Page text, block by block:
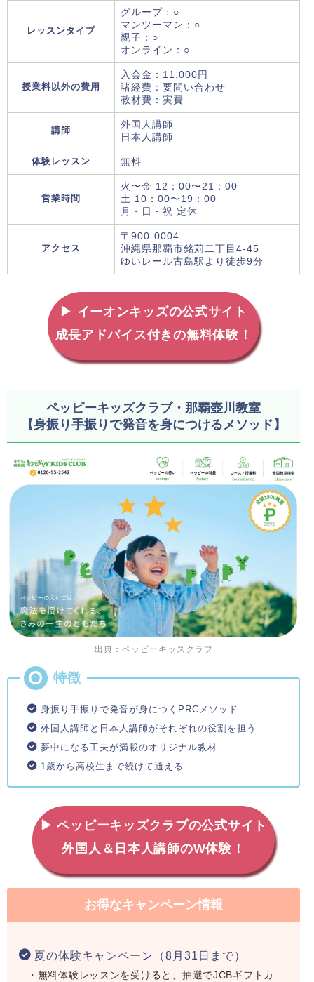
レッスンタイプ
グループ：○
マンツーマン：○
親子：○
オンライン：○
授業料以外の費用
入会金：11,000円
諸経費：要問い合わせ
教材費：実費
講師
外国人講師
日本人講師
体験レッスン 無料
営業時間
火〜金 12：00〜21：00
土 10：00〜19：00
月・日・祝 定休
アクセス
〒900-0004
沖縄県那覇市銘苅二丁目4-45
ゆいレール古島駅より徒歩9分
▶ イーオンキッズの公式サイト
成長アドバイス付きの無料体験！
ペッピーキッズクラブ・那覇壺川教室
【身振り手振りで発音を身につけるメソッド】
出典：ペッピーキッズクラブ
身振り手振りで発音が身につくPRCメソッド
外国人講師と日本人講師がそれぞれの役割を担う
夢中になる工夫が満載のオリジナル教材
1歳から高校生まで続けて通える
▶ ペッピーキッズクラブの公式サイト
外国人＆日本人講師のW体験！
お得なキャンペーン情報
夏の体験キャンペーン（8月31日まで）
・無料体験レッスンを受けると、抽選でJCBギフトカ